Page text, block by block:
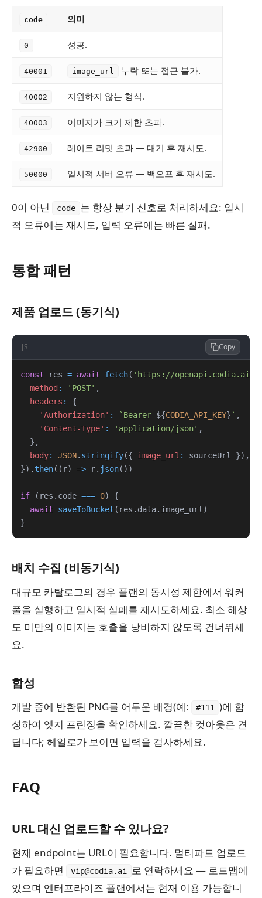
code 의미
0 성공.
40001 image_url 누락 또는 접근 불가.
40002 지원하지 않는 형식.
40003 이미지가 크기 제한 초과.
42900 레이트 리밋 초과 — 대기 후 재시도.
50000 일시적 서버 오류 — 백오프 후 재시도.
0이 아닌 code 는 항상 분기 신호로 처리하세요: 일시
적 오류에는 재시도, 입력 오류에는 빠른 실패.
통합 패턴
제품 업로드 (동기식)
JS Copy
const res = await fetch( 'https://openapi.codia.ai/
method : 'POST' ,
headers :
{
'Authorization' : ` Bearer ${CODIA_API_KEY} ` ,
'Content-Type' : 'application/json' ,
} ,
body: JSON. stringify({ image_url : sourceUrl }) ,
}) .then( ( r) => r. json( ) )
if ( res . code === 0)
{
await
saveToBucket ( res . data. image_url )
}
배치 수집 (비동기식)
대규모 카탈로그의 경우 플랜의 동시성 제한에서 워커
풀을 실행하고 일시적 실패를 재시도하세요. 최소 해상
도 미만의 이미지는 호출을 낭비하지 않도록 건너뛰세
요.
합성
개발 중에 반환된 PNG를 어두운 배경(예: #111
)에 합
성하여 엣지 프린징을 확인하세요. 깔끔한 컷아웃은 견
딥니다; 헤일로가 보이면 입력을 검사하세요.
FAQ
URL 대신 업로드할 수 있나요?
현재 endpoint는 URL이 필요합니다. 멀티파트 업로드
가 필요하면
vip@codia.ai
로 연락하세요 — 로드맵에
있으며 엔터프라이즈 플랜에서는 현재 이용 가능합니